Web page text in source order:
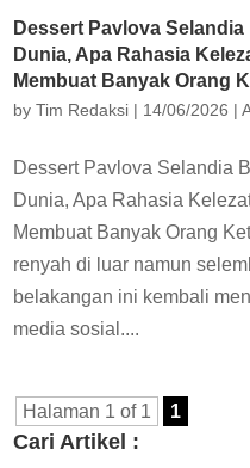
Dessert Pavlova
Dunia, Apa Rahasia
Membuat Banyak Orang
byTim Redaksi | 14/06/2026 |
Dessert Pavlova Selandia
Dunia, Apa Rahasia
Membuat Banyak Orang
renyah di luar namun
belakangan ini kembali
media sosial....
Halaman 1 of 1 1
Cari Artikel :